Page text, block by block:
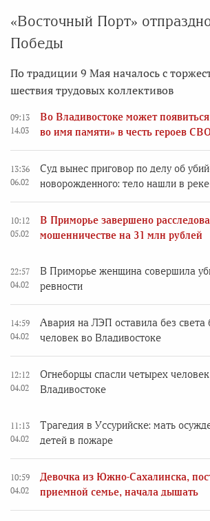
«Восточный Порт»
Победы
По традиции 9 Мая началось с
шествия трудовых коллективов
09:13
14.03
Во Владивостоке может
во имя памяти» в честь героев
13:36
06.02
Суд вынес приговор по делу об
новорожденного: тело нашли в реке
10:12
05.02
В Приморье завершено
мошенничестве на 31 млн рублей
22:57
04.02
В Приморье женщина совершила
ревности
14:59
04.02
Авария на ЛЭП оставила без света
человек во Владивостоке
12:12
04.02
Огнеборцы спасли четырех
Владивостоке
11:13
04.02
Трагедия в Уссурийске: мать
детей в пожаре
10:59
04.02
Девочка из Южно-Сахалинска,
приемной семье, начала дышать